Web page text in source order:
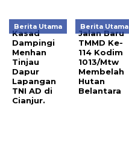
Berita Utama
Kasad
Dampingi
Menhan
Tinjau
Dapur
Lapangan
TNI AD di
Cianjur.
Berita Utama
Jalan Baru
TMMD Ke-
114 Kodim
1013/Mtw
Membelah
Hutan
Belantara